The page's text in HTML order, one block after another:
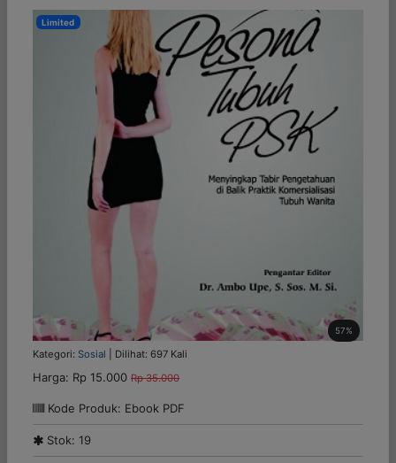
Limited
57%
Kategori: Sosial | Dilihat: 697 Kali
Harga: Rp 15.000 Rp 35.000
Kode Produk: Ebook PDF
Stok: 19